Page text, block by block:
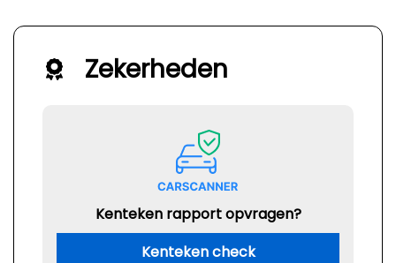
Zekerheden
Kenteken rapport opvragen?
Kenteken check